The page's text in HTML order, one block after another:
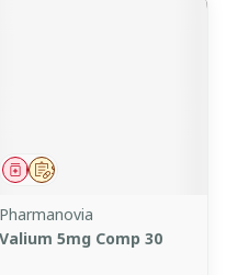
Sur prescription
Médicament
Pharmanovia
Valium 5mg Comp 30